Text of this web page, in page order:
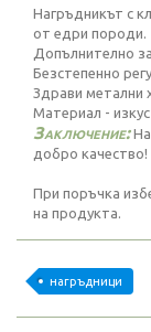
Нагръдникът с
от едри породи.
Допълнително
Безстепенно
Здрави метални
Материал -
Заключение:
добро качество!
При поръчка
на продукта.
нагръдници